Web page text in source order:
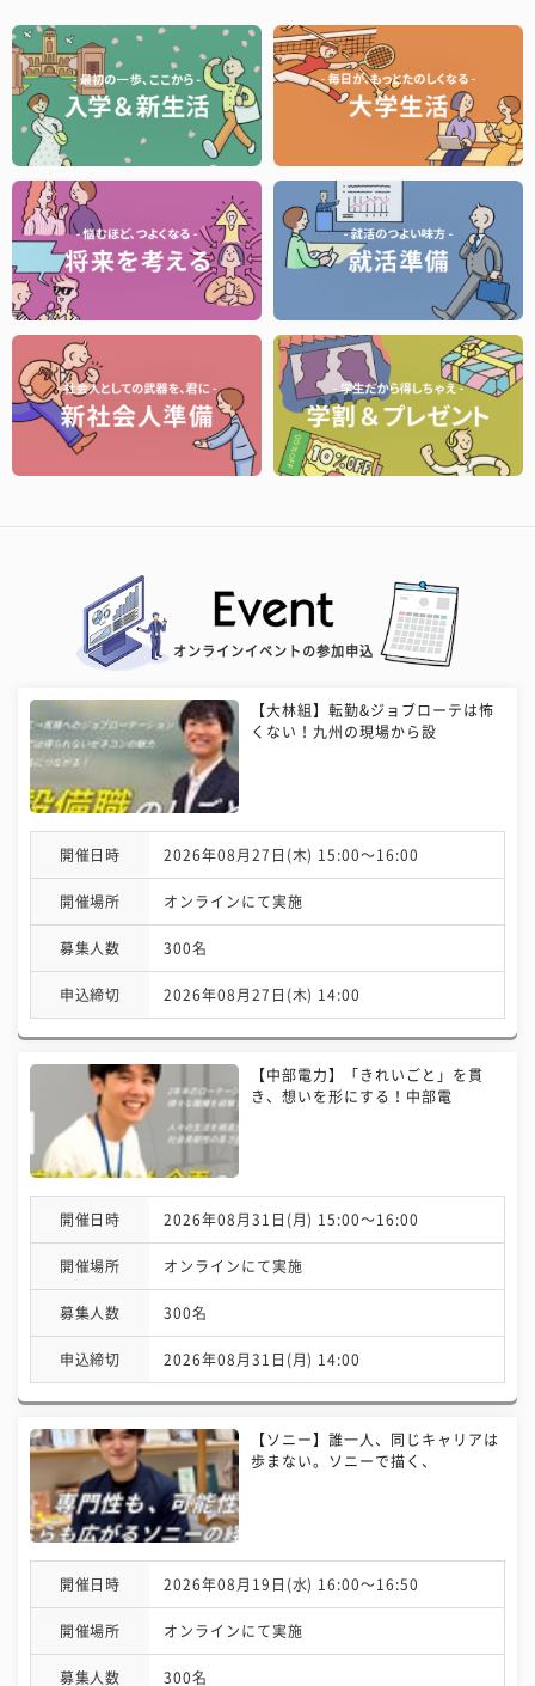
オンラインイベントの参加申込
【大林組】転勤&ジョブローテは怖
くない！九州の現場から設
開催日時 2026年08月27日(木) 15:00〜16:00
開催場所 オンラインにて実施
募集人数 300名
申込締切 2026年08月27日(木) 14:00
【中部電力】「きれいごと」を貫
き、想いを形にする！中部電
開催日時 2026年08月31日(月) 15:00〜16:00
開催場所 オンラインにて実施
募集人数 300名
申込締切 2026年08月31日(月) 14:00
【ソニー】誰一人、同じキャリアは
歩まない。ソニーで描く、
開催日時 2026年08月19日(水) 16:00〜16:50
開催場所 オンラインにて実施
募集人数 300名